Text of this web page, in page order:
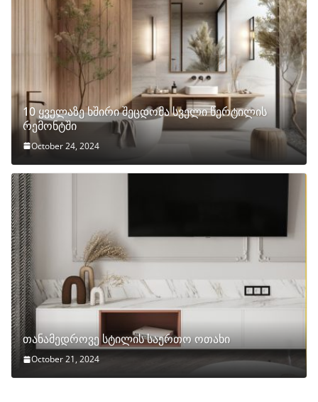
10 ყველაზე ხშირი შეცდომა სველი წერტილის
რემონტში
October 24, 2024
თანამედროვე სტილის საერთო ოთახი
October 21, 2024